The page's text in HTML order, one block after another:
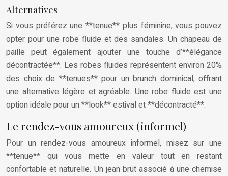
Alternatives
Si vous préférez une **tenue** plus féminine, vous pouvez
opter pour une robe fluide et des sandales. Un chapeau de
paille peut également ajouter une touche d’**élégance
décontractée**. Les robes fluides représentent environ 20%
des choix de **tenues** pour un brunch dominical, offrant
une alternative légère et agréable. Une robe fluide est une
option idéale pour un **look** estival et **décontracté**.
Le rendez-vous amoureux (informel)
Pour un rendez-vous amoureux informel, misez sur une
**tenue** qui vous mette en valeur tout en restant
confortable et naturelle. Un jean brut associé à une chemise